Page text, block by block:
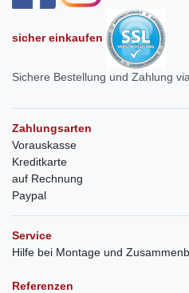
sicher einkaufen
Sichere Bestellung und Zahlung
Zahlungsarten
Vorauskasse
Kreditkarte
auf Rechnung
Paypal
Service
Hilfe bei Montage und
Referenzen